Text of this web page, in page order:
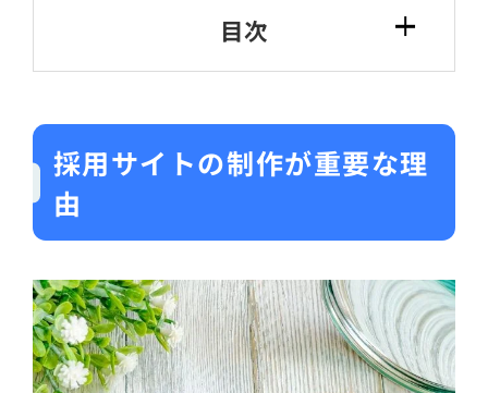
目次
採用サイトの制作が重要な理
由